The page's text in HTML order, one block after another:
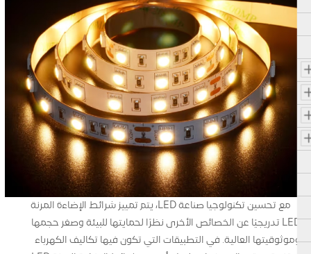
مع تحسين تكنولوجيا صناعة LED، يتم تمييز شرائط الإضاءة المرنة
LED تدريجيًا عن الخصائص الأخرى نظرًا لحمايتها للبيئة وصغر حجمها
وموثوقيتها العالية. في التطبيقات التي تكون فيها تكاليف الكهرباء